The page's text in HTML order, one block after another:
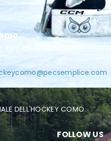
/ C.F. 01951990132
DELL'HOCKEY COMO.
FOLLOW US